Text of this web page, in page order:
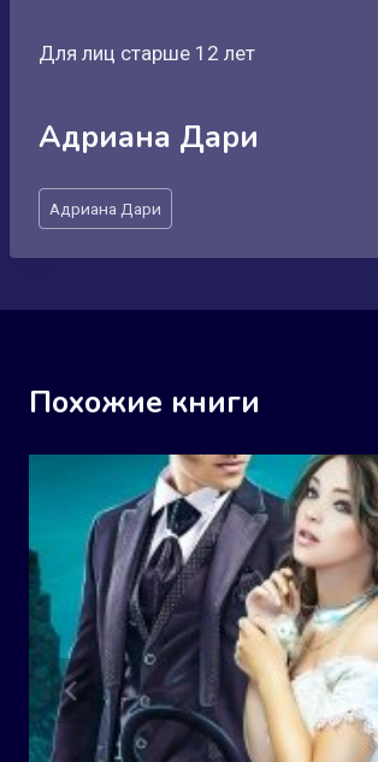
Для лиц старше 12 лет
Адриана Дари
Метки
записи:
Адриана Дари
Похожие книги